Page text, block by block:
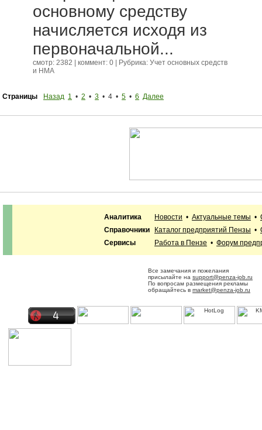
основному средству
начисляется исходя из
первоначальной...
смотр: 2382 | коммент: 0 | Рубрика: Учет основных средств
и НМА
Страницы Назад 1 • 2 • 3 • 4 • 5 • 6 Далее
Аналитика Новости • Актуальные темы •
Справочники
Каталог предприятий Пензы •
Сервисы
Работа в Пензе • Форум
Все замечания и пожелания
присылайте на support@penza-job.ru
По вопросам размещения рекламы
обращайтесь в market@penza-job.ru